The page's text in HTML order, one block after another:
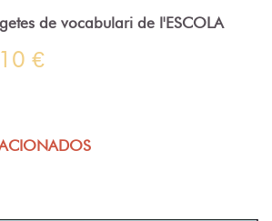
de vocabulari de l'ESCOLA
€